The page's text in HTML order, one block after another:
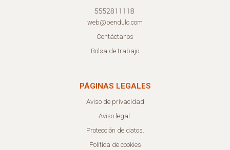
web@pendulo.com
Contáctanos
Bolsa de trabajo
PÁGINAS LEGALES
Aviso de privacidad
Aviso legal.
Protección de datos.
Política de cookies